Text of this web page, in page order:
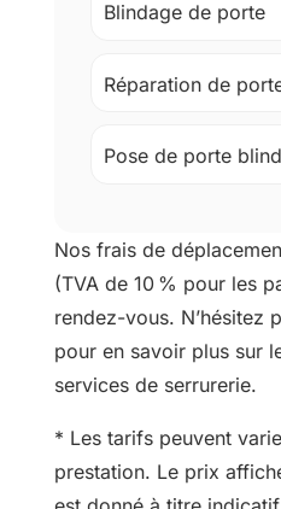
Blindage de porte
Réparation de
Pose de porte
Nos frais de
(TVA de 10 % pour les
rendez-vous. N’hésitez
pour en savoir plus sur
services de serrurerie.
* Les tarifs peuvent
prestation. Le prix